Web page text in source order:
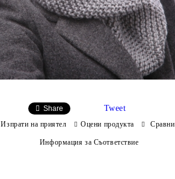
Share Tweet
Изпрати на приятел Оцени продукта Сравни
Информация за Съответствие